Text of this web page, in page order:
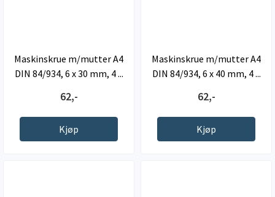
Maskinskrue m/mutter A4
DIN 84/934, 6 x 30 mm, 4 ...
62,-
Kjøp
Maskinskrue m/mutter A4
DIN 84/934, 6 x 40 mm, 4 ...
62,-
Kjøp